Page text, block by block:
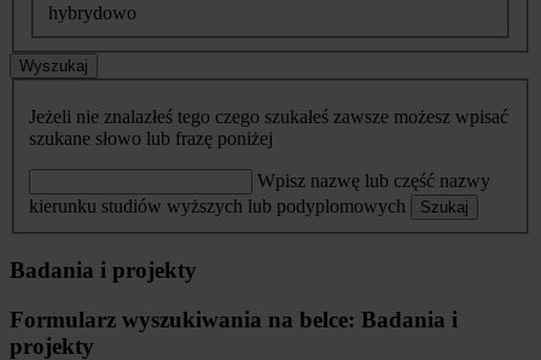
hybrydowo
Wyszukaj
Jeżeli nie znalazłeś tego czego szukałeś zawsze możesz wpisać
szukane słowo lub frazę poniżej
Wpisz nazwę lub część nazwy
kierunku studiów wyższych lub podyplomowych
Szukaj
Badania i projekty
Formularz wyszukiwania na belce: Badania i
projekty